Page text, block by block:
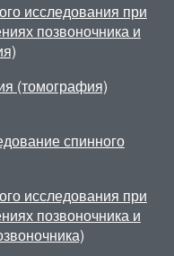
исследования при
позвоночника и
(томография)
спинного
исследования при
позвоночника и